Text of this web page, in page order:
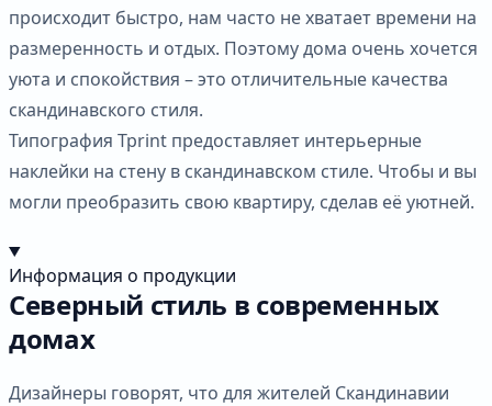
происходит быстро, нам часто не хватает времени на
размеренность и отдых. Поэтому дома очень хочется
уюта и спокойствия – это отличительные качества
скандинавского стиля.
Типография Tprint предоставляет интерьерные
наклейки на стену в скандинавском стиле. Чтобы и вы
могли преобразить свою квартиру, сделав её уютней.
Информация о продукции
Северный стиль в современных
домах
Дизайнеры говорят, что для жителей Скандинавии